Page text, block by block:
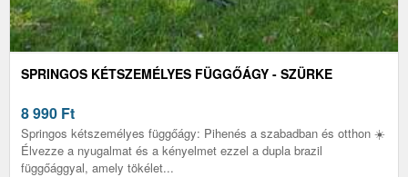
SPRINGOS KÉTSZEMÉLYES FÜGGŐÁGY - SZÜRKE
8 990 Ft
Springos kétszemélyes függőágy: Pihenés a szabadban és otthon ☀️
Élvezze a nyugalmat és a kényelmet ezzel a dupla brazil
függőággyal, amely tökélet...